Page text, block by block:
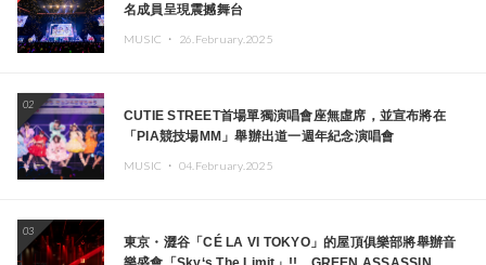
名成員呈現震撼舞台
MUSIC ・ 26.February.2025
02
CUTIE STREET首場單獨演唱會座無虛席，並宣布將在
「PIA競技場MM」舉辦出道一週年紀念演唱會
MUSIC ・ 04.February.2025
03
東京・澀谷「CÉ LA VI TOKYO」的屋頂俱樂部將舉辦音